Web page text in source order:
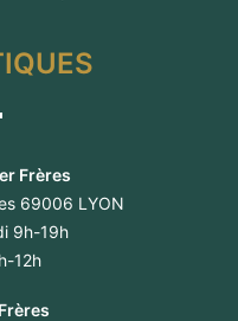
Frères
69006 LYON
9h-19h
12h